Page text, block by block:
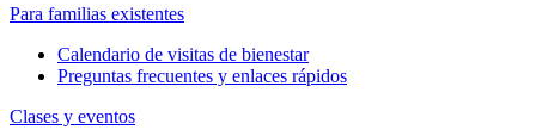
Para familias existentes
Calendario de visitas de bienestar
Preguntas frecuentes y enlaces rápidos
Clases y eventos